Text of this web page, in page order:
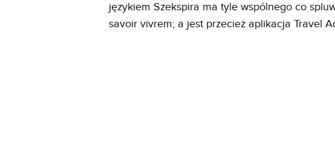
językiem Szekspira ma tyle wspólnego co
savoir vivrem; a jest przecież aplikacja Travel